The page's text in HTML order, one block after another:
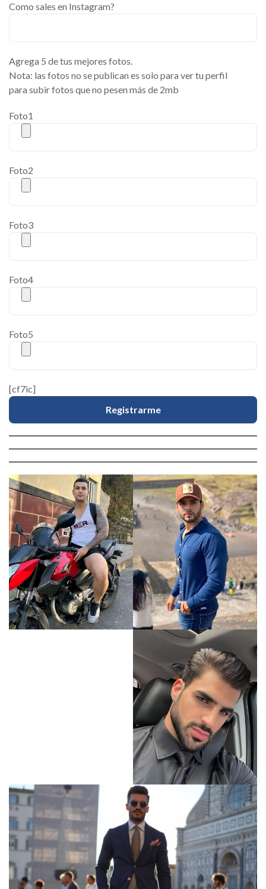
Como sales en Instagram?
Agrega 5 de tus mejores fotos.
Nota: las fotos no se publican es solo para ver tu perfil
para subir fotos que no pesen más de 2mb
Foto1
Foto2
Foto3
Foto4
Foto5
[cf7ic]